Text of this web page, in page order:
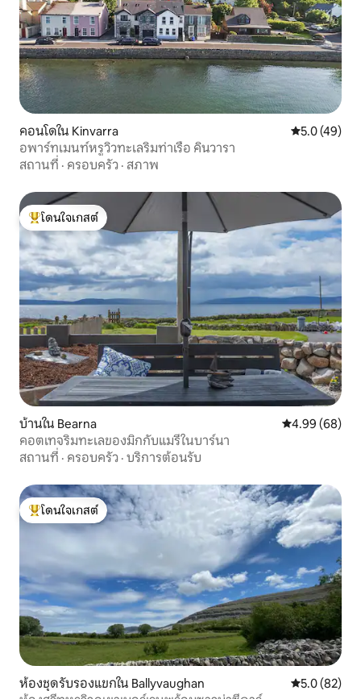
คอนโดใน Kinvarra คะแนนเฉลี่ย
5.0 (49)
อพาร์ทเมนท์หรูวิวทะเลริมท่าเรือ คินวารา
สถานที่ · ครอบครัว · สภาพ
โดนใจเกสต์ที่สุด
โดนใจเกสต์
บ้านใน Bearna คะแนนเฉลี่ย
4.99 (68)
คอตเทจริมทะเลของมิกกับแมรี่ในบาร์นา
สถานที่ · ครอบครัว · บริการต้อนรับ
โดนใจเกสต์ที่สุด
โดนใจเกสต์
ห้องชุดรับรองแขกใน Ballyvaughan คะแนนเฉลี่ย
5.0 (82)